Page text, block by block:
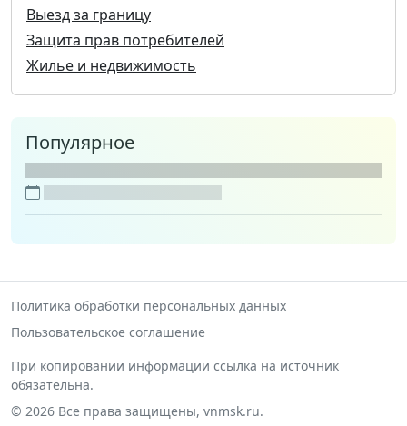
Выезд за границу
Защита прав потребителей
Жилье и недвижимость
Популярное
Политика обработки персональных данных
Пользовательское соглашение
При копировании информации ссылка на источник
обязательна.
© 2026 Все права защищены, vnmsk.ru.